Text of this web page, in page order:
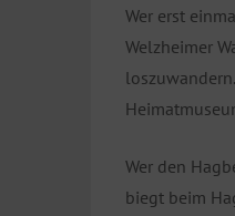
Wer erst
Welzheimer
Wer den
biegt beim